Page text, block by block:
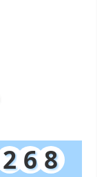
2 6 8